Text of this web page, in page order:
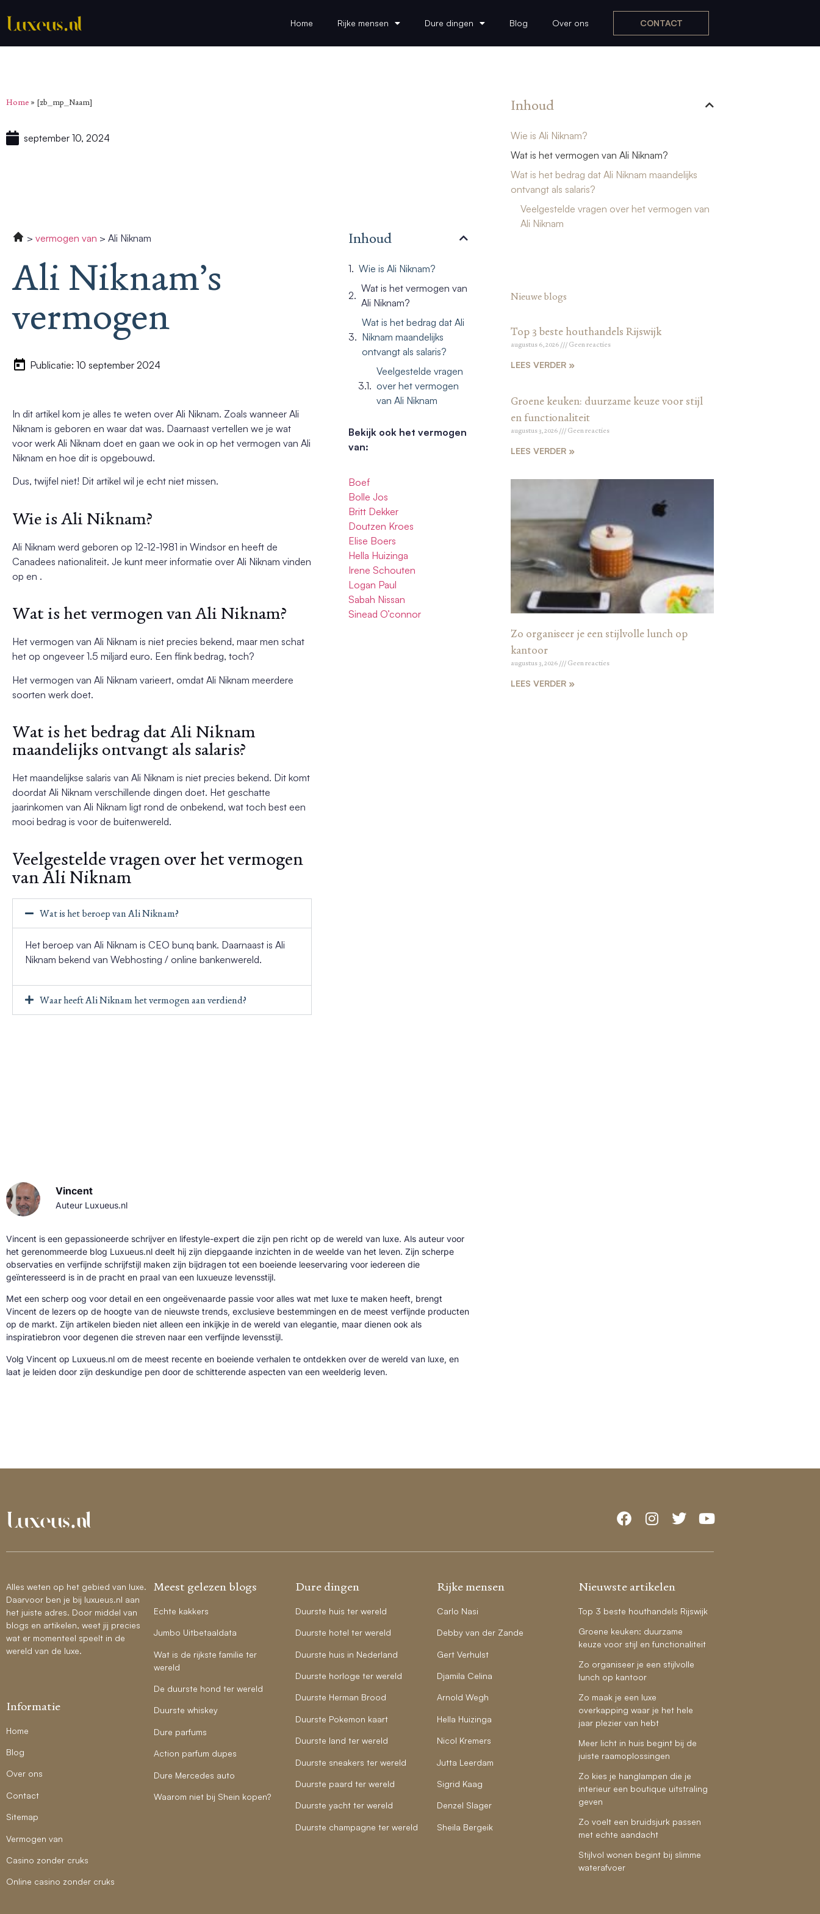
Home Rijke mensen Dure dingen Blog Over ons CONTACT
Home » [zb_mp_Naam]
september 10, 2024
vermogen van Ali Niknam
Ali Niknam’s
vermogen
Publicatie: 10 september 2024
In dit artikel kom je alles te weten over Ali Niknam. Zoals wanneer Ali
Niknam is geboren en waar dat was. Daarnaast vertellen we je wat
voor werk Ali Niknam doet en gaan we ook in op het vermogen van Ali
Niknam en hoe dit is opgebouwd.
Dus, twijfel niet! Dit artikel wil je echt niet missen.
Wie is Ali Niknam?
Ali Niknam werd geboren op 12-12-1981 in Windsor en heeft de
Canadees nationaliteit. Je kunt meer informatie over Ali Niknam vinden
op en .
Wat is het vermogen van Ali Niknam?
Het vermogen van Ali Niknam is niet precies bekend, maar men schat
het op ongeveer 1.5 miljard euro. Een flink bedrag, toch?
Het vermogen van Ali Niknam varieert, omdat Ali Niknam meerdere
soorten werk doet.
Wat is het bedrag dat Ali Niknam
maandelijks ontvangt als salaris?
Het maandelijkse salaris van Ali Niknam is niet precies bekend. Dit komt
doordat Ali Niknam verschillende dingen doet. Het geschatte
jaarinkomen van Ali Niknam ligt rond de onbekend, wat toch best een
mooi bedrag is voor de buitenwereld.
Veelgestelde vragen over het vermogen
van Ali Niknam
Wat is het beroep van Ali Niknam?
Het beroep van Ali Niknam is CEO bunq bank. Daarnaast is Ali
Niknam bekend van Webhosting / online bankenwereld.
Waar heeft Ali Niknam het vermogen aan verdiend?
Inhoud
Wie is Ali Niknam?
Wat is het vermogen van
Ali Niknam?
Wat is het bedrag dat Ali
Niknam maandelijks
ontvangt als salaris?
Veelgestelde vragen
over het vermogen
van Ali Niknam
Bekijk ook het vermogen
van:
Boef
Bolle Jos
Britt Dekker
Doutzen Kroes
Elise Boers
Hella Huizinga
Irene Schouten
Logan Paul
Sabah Nissan
Sinead O’connor
Vincent
Auteur Luxueus.nl
Vincent is een gepassioneerde schrijver en lifestyle-expert die zijn pen richt op de wereld van luxe. Als auteur voor
het gerenommeerde blog Luxueus.nl deelt hij zijn diepgaande inzichten in de weelde van het leven. Zijn scherpe
observaties en verfijnde schrijfstijl maken zijn bijdragen tot een boeiende leeservaring voor iedereen die
geïnteresseerd is in de pracht en praal van een luxueuze levensstijl.
Met een scherp oog voor detail en een ongeëvenaarde passie voor alles wat met luxe te maken heeft, brengt
Vincent de lezers op de hoogte van de nieuwste trends, exclusieve bestemmingen en de meest verfijnde producten
op de markt. Zijn artikelen bieden niet alleen een inkijkje in de wereld van elegantie, maar dienen ook als
inspiratiebron voor degenen die streven naar een verfijnde levensstijl.
Volg Vincent op Luxueus.nl om de meest recente en boeiende verhalen te ontdekken over de wereld van luxe, en
laat je leiden door zijn deskundige pen door de schitterende aspecten van een weelderig leven.
Inhoud
Wie is Ali Niknam?
Wat is het vermogen van Ali Niknam?
Wat is het bedrag dat Ali Niknam maandelijks
ontvangt als salaris?
Veelgestelde vragen over het vermogen van
Ali Niknam
Nieuwe blogs
Top 3 beste houthandels Rijswijk
augustus 6, 2026 Geen reacties
LEES VERDER »
Groene keuken: duurzame keuze voor stijl
en functionaliteit
augustus 3, 2026 Geen reacties
LEES VERDER »
Zo organiseer je een stijlvolle lunch op
kantoor
augustus 3, 2026 Geen reacties
LEES VERDER »
Alles weten op het gebied van luxe.
Daarvoor ben je bij luxueus.nl aan
het juiste adres. Door middel van
blogs en artikelen, weet jij precies
wat er momenteel speelt in de
wereld van de luxe.
Informatie
Home
Blog
Over ons
Contact
Sitemap
Vermogen van
Casino zonder cruks
Online casino zonder cruks
Meest gelezen blogs
Echte kakkers
Jumbo Uitbetaaldata
Wat is de rijkste familie ter
wereld
De duurste hond ter wereld
Duurste whiskey
Dure parfums
Action parfum dupes
Dure Mercedes auto
Waarom niet bij Shein kopen?
Dure dingen
Duurste huis ter wereld
Duurste hotel ter wereld
Duurste huis in Nederland
Duurste horloge ter wereld
Duurste Herman Brood
Duurste Pokemon kaart
Duurste land ter wereld
Duurste sneakers ter wereld
Duurste paard ter wereld
Duurste yacht ter wereld
Duurste champagne ter wereld
Rijke mensen
Carlo Nasi
Debby van der Zande
Gert Verhulst
Djamila Celina
Arnold Wegh
Hella Huizinga
Nicol Kremers
Jutta Leerdam
Sigrid Kaag
Denzel Slager
Sheila Bergeik
Nieuwste artikelen
Top 3 beste houthandels Rijswijk
Groene keuken: duurzame
keuze voor stijl en functionaliteit
Zo organiseer je een stijlvolle
lunch op kantoor
Zo maak je een luxe
overkapping waar je het hele
jaar plezier van hebt
Meer licht in huis begint bij de
juiste raamoplossingen
Zo kies je hanglampen die je
interieur een boutique uitstraling
geven
Zo voelt een bruidsjurk passen
met echte aandacht
Stijlvol wonen begint bij slimme
waterafvoer